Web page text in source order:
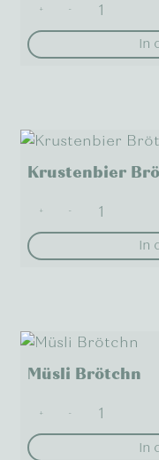
+ -
In
Krustenbier
+ -
In
Müsli Brötchn
+ -
In